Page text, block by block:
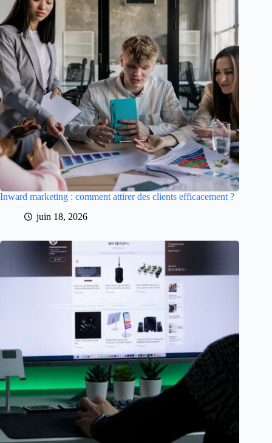
Inward marketing : comment attirer des clients efficacement ?
juin 18, 2026